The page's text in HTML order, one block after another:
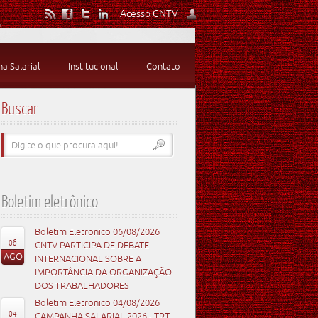
Acesso CNTV
Salarial Institucional Contato
Buscar
Boletim eletrônico
06
AGO
Boletim Eletronico 06/08/2026
CNTV PARTICIPA DE DEBATE
INTERNACIONAL SOBRE A
IMPORTÂNCIA DA ORGANIZAÇÃO
DOS TRABALHADORES
04
Boletim Eletronico 04/08/2026